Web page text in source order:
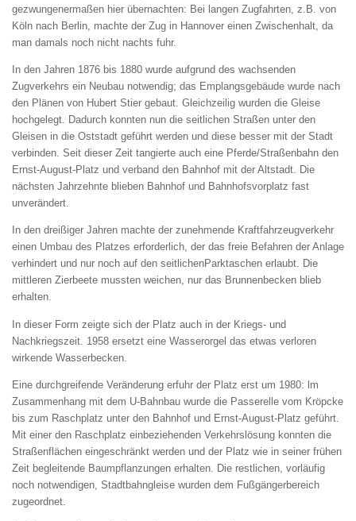
gezwungenermaßen hier übernachten: Bei langen Zugfahrten, z.B. von
Köln nach Berlin, machte der Zug in Hannover einen Zwischenhalt, da
man damals noch nicht nachts fuhr.
In den Jahren 1876 bis 1880 wurde aufgrund des wachsenden
Zugverkehrs ein Neubau notwendig; das Emplangsgebäude wurde nach
den Plänen von Hubert Stier gebaut. Gleichzeilig wurden die Gleise
hochgelegt. Dadurch konnten nun die seitlichen Straßen unter den
Gleisen in die Oststadt geführt werden und diese besser mit der Stadt
verbinden. Seit dieser Zeit tangierte auch eine Pferde/Straßenbahn den
Ernst-August-Platz und verband den Bahnhof mit der Altstadt. Die
nächsten Jahrzehnte blieben Bahnhof und Bahnhofsvorplatz fast
unverändert.
In den dreißiger Jahren machte der zunehmende Kraftfahrzeugverkehr
einen Umbau des Platzes erforderlich, der das freie Befahren der Anlage
verhindert und nur noch auf den seitlichenParktaschen erlaubt. Die
mittleren Zierbeete mussten weichen, nur das Brunnenbecken blieb
erhalten.
In dieser Form zeigte sich der Platz auch in der Kriegs- und
Nachkriegszeit. 1958 ersetzt eine Wasserorgel das etwas verloren
wirkende Wasserbecken.
Eine durchgreifende Veränderung erfuhr der Platz erst um 1980: lm
Zusammenhang mit dem U-Bahnbau wurde die Passerelle vom Kröpcke
bis zum Raschplatz unter den Bahnhof und Ernst-August-Platz geführt.
Mit einer den Raschplatz einbeziehenden Verkehrslösung konnten die
Straßenflächen eingeschränkt werden und der Platz wie in seiner frühen
Zeit begleitende Baumpflanzungen erhalten. Die restlichen, vorläufig
noch notwendigen, Stadtbahngleise wurden dem Fußgängerbereich
zugeordnet.